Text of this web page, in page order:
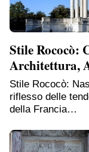
Stile Rococò:
Architettura,
Stile Rococò:
riflesso delle
della Francia…